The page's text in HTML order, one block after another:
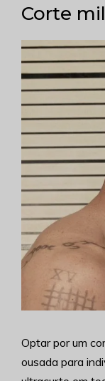
Corte
Optar por um
ousada para